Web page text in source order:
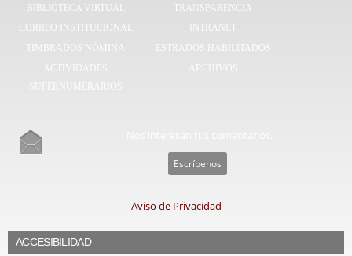
BIBLIOTECA VIRTUAL
TRANSPARENCIA
CORREO INSTITUCIONAL
INTRANET
TIMBRADOS NÓMINA
ESTRADOS HABILITADOS
ACTIVIDADES
SUPERNUMERARIOS
ARCHIVOS
Escríbenos
Aviso de Privacidad
ACCESIBILIDAD